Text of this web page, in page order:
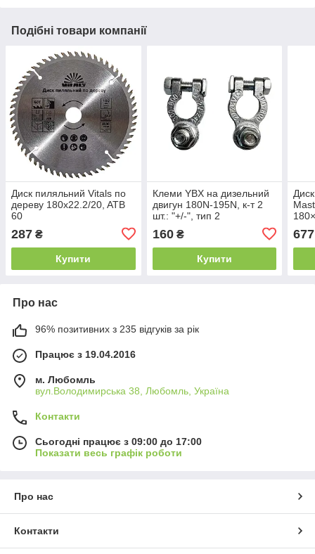
Подібні товари компанії
Диск пиляльний Vitals по
дереву 180x22.2/20, ATB
60
287 ₴
Купити
Клеми YBX на дизельний
двигун 180N-195N, к-т 2
шт.: "+/-", тип 2
160₴
Купити
677
Про нас
96% позитивних з 235 відгуків за рік
Працює з 19.04.2016
м. Любомль
вул.Володимирська 38, Любомль, Україна
Контакти
Сьогодні працює з 09:00 до 17:00
Показати весь графік роботи
Про нас
Контакти